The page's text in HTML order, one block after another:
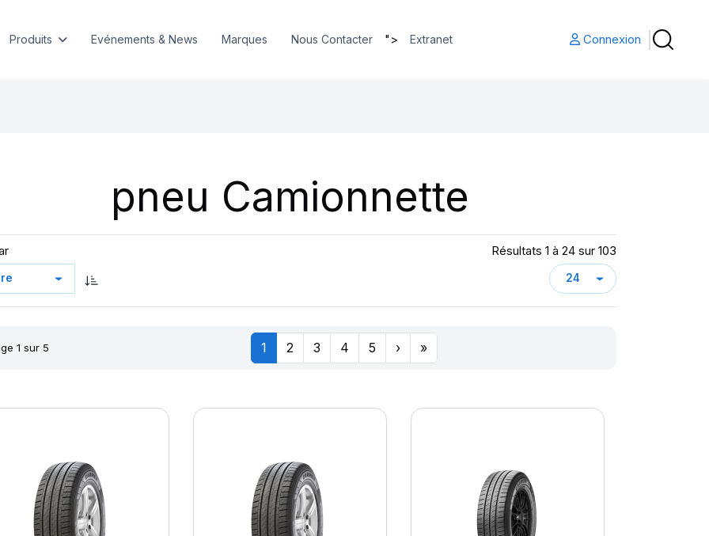
Produits Evénements & News Marques Nous Contacter "> Extranet Connexion
pneu Camionnette
Résultats 1 à 24 sur 103
1 sur 5 1 2 3 4 5 › »